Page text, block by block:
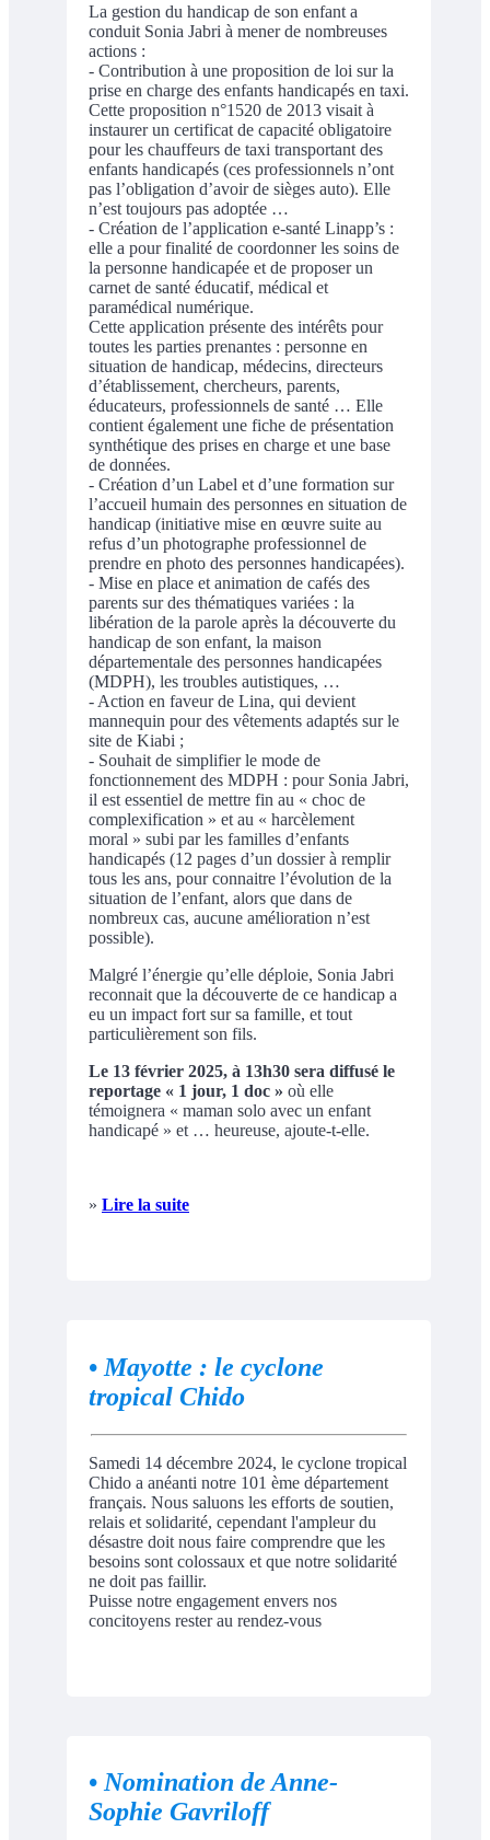
La gestion du handicap de son enfant a
conduit Sonia Jabri à mener de nombreuses
actions :
- Contribution à une proposition de loi sur la
prise en charge des enfants handicapés en taxi.
Cette proposition n°1520 de 2013 visait à
instaurer un certificat de capacité obligatoire
pour les chauffeurs de taxi transportant des
enfants handicapés (ces professionnels n’ont
pas l’obligation d’avoir de sièges auto). Elle
n’est toujours pas adoptée …
- Création de l’application e-santé Linapp’s :
elle a pour finalité de coordonner les soins de
la personne handicapée et de proposer un
carnet de santé éducatif, médical et
paramédical numérique.
Cette application présente des intérêts pour
toutes les parties prenantes : personne en
situation de handicap, médecins, directeurs
d’établissement, chercheurs, parents,
éducateurs, professionnels de santé … Elle
contient également une fiche de présentation
synthétique des prises en charge et une base
de données.
- Création d’un Label et d’une formation sur
l’accueil humain des personnes en situation de
handicap (initiative mise en œuvre suite au
refus d’un photographe professionnel de
prendre en photo des personnes handicapées).
- Mise en place et animation de cafés des
parents sur des thématiques variées : la
libération de la parole après la découverte du
handicap de son enfant, la maison
départementale des personnes handicapées
(MDPH), les troubles autistiques, …
- Action en faveur de Lina, qui devient
mannequin pour des vêtements adaptés sur le
site de Kiabi ;
- Souhait de simplifier le mode de
fonctionnement des MDPH : pour Sonia Jabri,
il est essentiel de mettre fin au « choc de
complexification » et au « harcèlement
moral » subi par les familles d’enfants
handicapés (12 pages d’un dossier à remplir
tous les ans, pour connaitre l’évolution de la
situation de l’enfant, alors que dans de
nombreux cas, aucune amélioration n’est
possible).
Malgré l’énergie qu’elle déploie, Sonia Jabri
reconnait que la découverte de ce handicap a
eu un impact fort sur sa famille, et tout
particulièrement son fils.
Le 13 février 2025, à 13h30 sera diffusé le
reportage « 1 jour, 1 doc » où elle
témoignera « maman solo avec un enfant
handicapé » et … heureuse, ajoute-t-elle.
» Lire la suite
• Mayotte : le cyclone
tropical Chido
Samedi 14 décembre 2024, le cyclone tropical
Chido a anéanti notre 101 ème département
français. Nous saluons les efforts de soutien,
relais et solidarité, cependant l'ampleur du
désastre doit nous faire comprendre que les
besoins sont colossaux et que notre solidarité
ne doit pas faillir.
Puisse notre engagement envers nos
concitoyens rester au rendez-vous
•Nomination de Anne-
Sophie Gavriloff